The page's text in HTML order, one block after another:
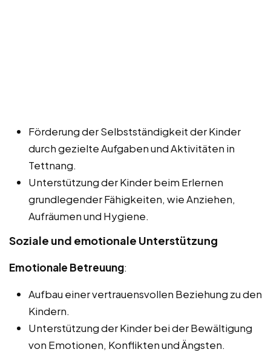
Förderung der Selbstständigkeit der Kinder
durch gezielte Aufgaben und Aktivitäten in
Tettnang.
Unterstützung der Kinder beim Erlernen
grundlegender Fähigkeiten, wie Anziehen,
Aufräumen und Hygiene.
Soziale und emotionale Unterstützung
Emotionale Betreuung:
Aufbau einer vertrauensvollen Beziehung zu den
Kindern.
Unterstützung der Kinder bei der Bewältigung
von Emotionen, Konflikten und Ängsten.